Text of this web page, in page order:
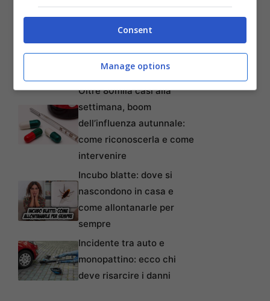
tempi, requisiti, modalità e
come non perderlo
Oltre 80mila casi alla
settimana, boom
dell’influenza autunnale:
come riconoscerla e come
intervenire
Incubo blatte: dove si
nascondono in casa e
come allontanarle per
sempre
Incidente tra auto e
monopattino: ecco chi
deve risarcire i danni
Consent
Manage options